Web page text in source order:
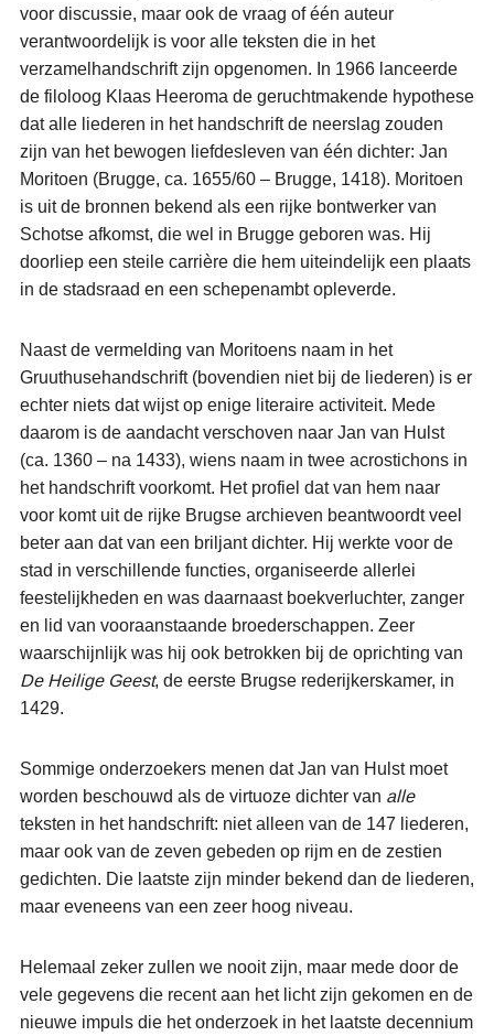
voor discussie, maar ook de vraag of één auteur
verantwoordelijk is voor alle teksten die in het
verzamelhandschrift zijn opgenomen. In 1966 lanceerde
de filoloog Klaas Heeroma de geruchtmakende hypothese
dat alle liederen in het handschrift de neerslag zouden
zijn van het bewogen liefdesleven van één dichter: Jan
Moritoen (Brugge, ca. 1655/60 – Brugge, 1418). Moritoen
is uit de bronnen bekend als een rijke bontwerker van
Schotse afkomst, die wel in Brugge geboren was. Hij
doorliep een steile carrière die hem uiteindelijk een plaats
in de stadsraad en een schepenambt opleverde.
Naast de vermelding van Moritoens naam in het
Gruuthusehandschrift (bovendien niet bij de liederen) is er
echter niets dat wijst op enige literaire activiteit. Mede
daarom is de aandacht verschoven naar Jan van Hulst
(ca. 1360 – na 1433), wiens naam in twee acrostichons in
het handschrift voorkomt. Het profiel dat van hem naar
voor komt uit de rijke Brugse archieven beantwoordt veel
beter aan dat van een briljant dichter. Hij werkte voor de
stad in verschillende functies, organiseerde allerlei
feestelijkheden en was daarnaast boekverluchter, zanger
en lid van vooraanstaande broederschappen. Zeer
waarschijnlijk was hij ook betrokken bij de oprichting van
De Heilige Geest, de eerste Brugse rederijkerskamer, in
1429.
Sommige onderzoekers menen dat Jan van Hulst moet
worden beschouwd als de virtuoze dichter van alle
teksten in het handschrift: niet alleen van de 147 liederen,
maar ook van de zeven gebeden op rijm en de zestien
gedichten. Die laatste zijn minder bekend dan de liederen,
maar eveneens van een zeer hoog niveau.
Helemaal zeker zullen we nooit zijn, maar mede door de
vele gegevens die recent aan het licht zijn gekomen en de
nieuwe impuls die het onderzoek in het laatste decennium